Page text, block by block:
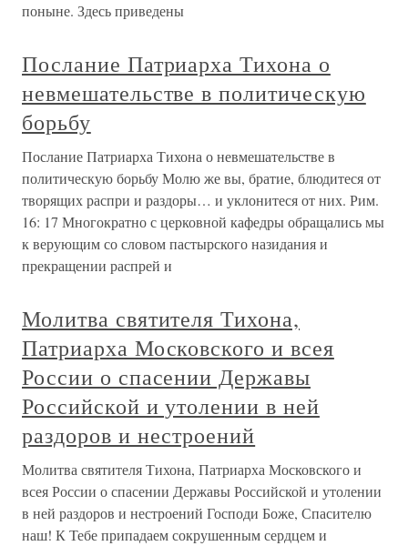
поныне. Здесь приведены
Послание Патриарха Тихона о
невмешательстве в политическую
борьбу
Послание Патриарха Тихона о невмешательстве в
политическую борьбу Молю же вы, братие, блюдитеся от
творящих распри и раздоры… и уклонитеся от них. Рим.
16: 17 Многократно с церковной кафедры обращались мы
к верующим со словом пастырского назидания и
прекращении распрей и
Молитва святителя Тихона,
Патриарха Московского и всея
России о спасении Державы
Российской и утолении в ней
раздоров и нестроений
Молитва святителя Тихона, Патриарха Московского и
всея России о спасении Державы Российской и утолении
в ней раздоров и нестроений Господи Боже, Спасителю
наш! К Тебе припадаем сокрушенным сердцем и